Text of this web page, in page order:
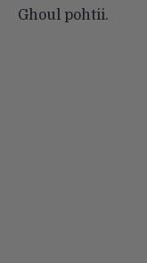
Ghoul pohtii.